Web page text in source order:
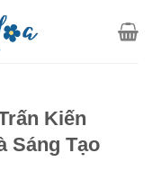
Kiến
Sáng Tạo